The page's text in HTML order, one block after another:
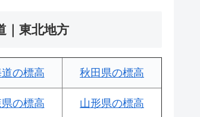
｜東北地方
の標高 秋田県の標高
の標高 山形県の標高